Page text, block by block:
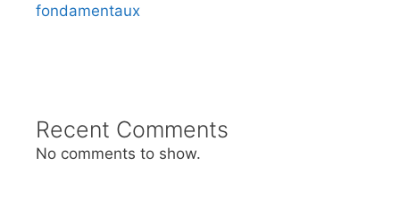
fondamentaux
Recent Comments
No comments to show.